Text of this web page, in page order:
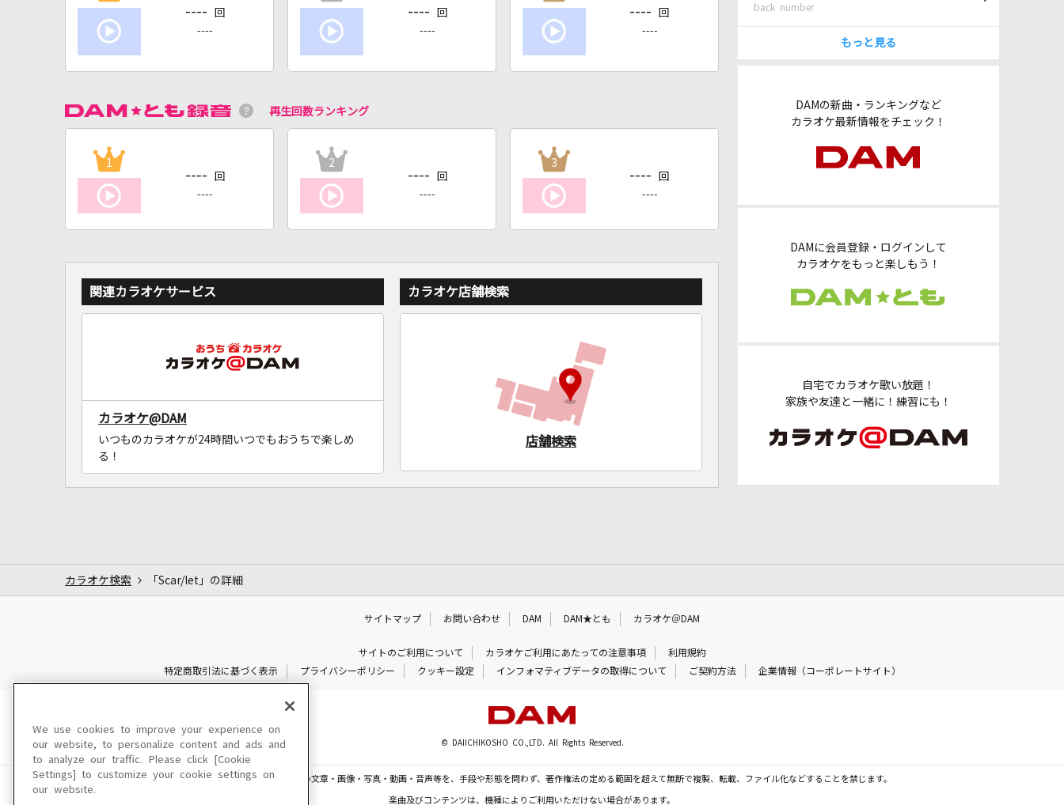
back number
もっと見る
DAMの新曲・ランキングなど
カラオケ最新情報をチェック！
DAMに会員登録・ログインして
カラオケをもっと楽しもう！
自宅でカラオケ歌い放題！
家族や友達と一緒に！練習にも！
---- 回
----
---- 回
----
---- 回
----
再生回数ランキング
1
---- 回
----
2
---- 回
----
3
---- 回
----
関連カラオケサービス
カラオケ@DAM
いつものカラオケが24時間いつでもおうちで楽しめ
る！
カラオケ店舗検索
店舗検索
カラオケ検索 「Scar/let」の詳細
サイトマップ お問い合わせ DAM DAM★とも カラオケ＠DAM
サイトのご利用について カラオケご利用にあたっての注意事項
利用規約
特定商取引法に基づく表示
プライバシーポリシー クッキー設定 インフォマティブデータの取得について ご契約方法 企業情報（コーポレートサイト）
© DAIICHIKOSHO CO.,LTD. All Rights Reserved.
このサイトに掲載されている一切の文章・画像・写真・動画・音声等を、手段や形態を問わず、著作権法の定める範囲を超えて無断で複製、転載、ファイル化などすることを禁じます。
楽曲及びコンテンツは、機種によりご利用いただけない場合があります。
We use cookies to improve your experience on
our website, to personalize content and ads and
to analyze our traffic. Please click [Cookie
Settings] to customize your cookie settings on
our website.